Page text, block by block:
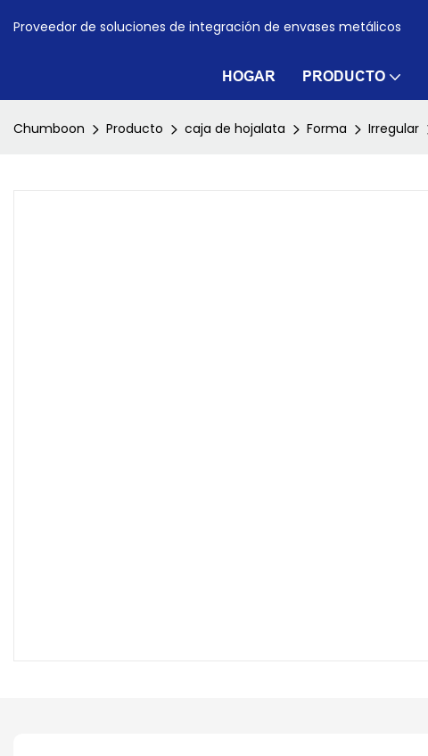
Proveedor de soluciones de integración de envases metálicos
HOGAR PRODUCTO
Chumboon Producto caja de hojalata Forma Irregular